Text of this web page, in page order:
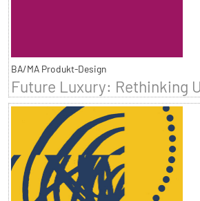
BA/MA Produkt-Design
Future Luxury: Rethinking